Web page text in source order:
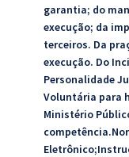
garantia; do
execução; da
terceiros. Da
execução. Do
Personalidade
Voluntária para
Ministério